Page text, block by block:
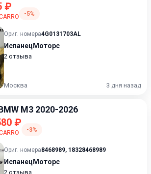
₽
-5%
Ориг. номера4G0131703AL
ИспанецМоторс
2 отзыва
Москва 3 дня назад
M3 2020-2026
₽
-3%
Ориг. номера8468989, 18328468989
ИспанецМоторс
2 отзыва